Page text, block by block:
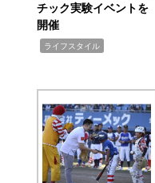
チック実験イベントを
開催
ライフスタイル